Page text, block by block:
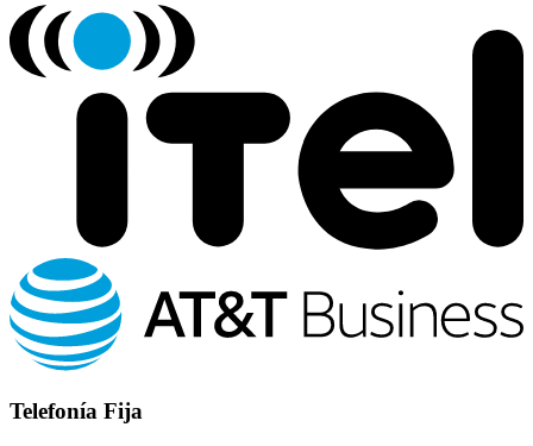
Telefonía Fija